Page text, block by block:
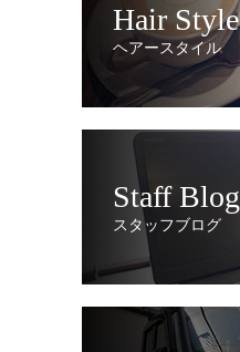
Hair Style
ヘアースタイル
Staff Blog
スタッフブログ